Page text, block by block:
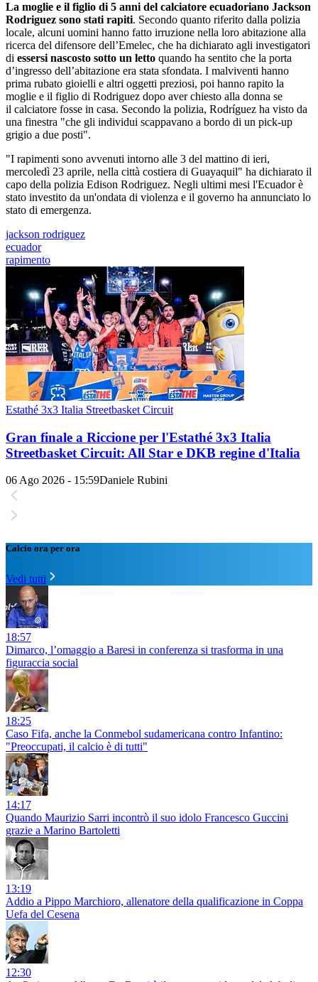
La moglie e il figlio di 5 anni del calciatore ecuadoriano Jackson
Rodriguez sono stati rapiti. Secondo quanto riferito dalla polizia
locale, alcuni uomini hanno fatto irruzione nella loro abitazione alla
ricerca del difensore dell’Emelec, che ha dichiarato agli investigatori
di essersi nascosto sotto un letto quando ha sentito che la porta
d’ingresso dell’abitazione era stata sfondata. I malviventi hanno
prima rubato gioielli e altri oggetti preziosi, poi hanno rapito la
moglie e il figlio di Rodriguez dopo aver chiesto alla donna se
il calciatore fosse in casa. Secondo la polizia, Rodríguez ha visto da
una finestra "che gli individui scappavano a bordo di un pick-up
grigio a due posti".
"I rapimenti sono avvenuti intorno alle 3 del mattino di ieri,
mercoledì 23 aprile, nella città costiera di Guayaquil" ha dichiarato il
capo della polizia Edison Rodriguez. Negli ultimi mesi l'Ecuador è
stato investito da un'ondata di violenza e il governo ha annunciato lo
stato di emergenza.
jackson rodriguez
ecuador
rapimento
Estathé 3x3 Italia Streetbasket Circuit
Gran finale a Riccione per l'Estathé 3x3 Italia
Streetbasket Circuit: All Star e DKB regine d'Italia
06 Ago 2026 - 15:59Daniele Rubini
Calcio ora per ora
Vedi tutti
18:57
Dimarco, l’omaggio a Baresi in conferenza si trasforma in una
figuraccia social
18:25
Caso Fifa, anche la Conmebol sudamericana contro Infantino:
"Preoccupati, il calcio è di tutti"
14:17
Quando Maurizio Sarri incontrò il suo idolo Francesco Guccini
grazie a Marino Bartoletti
13:19
Addio a Pippo Marchioro, allenatore della qualificazione in Coppa
Uefa del Cesena
12:30